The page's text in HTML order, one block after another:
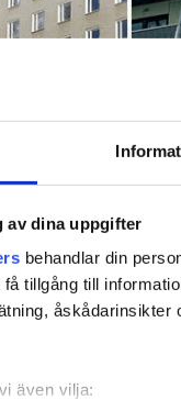
av dina uppgifter
behandlar din
tillgång till
även vilja: